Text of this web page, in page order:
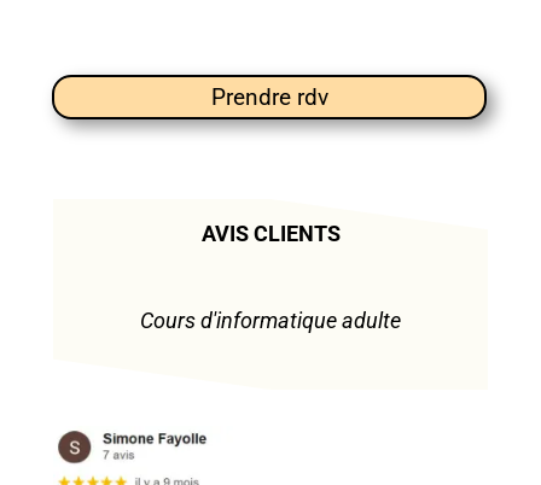
Prendre rdv
AVIS CLIENTS
Cours d'informatique adulte